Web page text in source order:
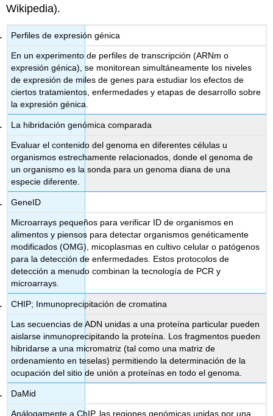
Wikipedia).
Perfiles de expresión génica
En un experimento de perfiles de transcripción (ARNm o
expresión génica), se monitorean simultáneamente los niveles
de expresión de miles de genes para estudiar los efectos de
ciertos tratamientos, enfermedades y etapas de desarrollo sobre
la expresión génica.
La hibridación genómica comparada
Evaluar el contenido del genoma en diferentes células u
organismos estrechamente relacionados, donde el genoma de
un organismo es la sonda para un genoma diana de una
especie diferente.
GeneID
Microarrays pequeños para verificar ID de organismos en
alimentos y piensos para detectar organismos genéticamente
modificados (OMG), micoplasmas en cultivo celular o patógenos
para la detección de enfermedades. Estos protocolos de
detección a menudo combinan la tecnología de PCR y
microarrays.
CHIP; Inmunoprecipitación de cromatina
Las secuencias de ADN unidas a una proteína particular pueden
aislarse inmunoprecipitando la proteína. Los fragmentos pueden
hibridarse a una micromatriz (tal como una matriz de
ordenamiento en teselas) permitiendo la determinación de la
ocupación del sitio de unión a proteínas en todo el genoma.
DaMid
Análogamente a ChIP, las regiones genómicas unidas por una